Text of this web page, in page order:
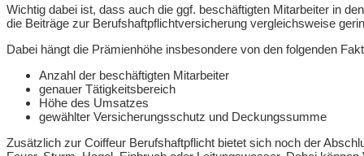
Wichtig dabei ist, dass auch die ggf. beschäftigten Mitarbeiter in
die Beiträge zur Berufshaftpflichtversicherung vergleichsweise
Dabei hängt die Prämienhöhe insbesondere von den folgenden
Anzahl der beschäftigten Mitarbeiter
genauer Tätigkeitsbereich
Höhe des Umsatzes
gewählter Versicherungsschutz und Deckungssumme
Zusätzlich zur Coiffeur Berufshaftpflicht bietet sich noch der